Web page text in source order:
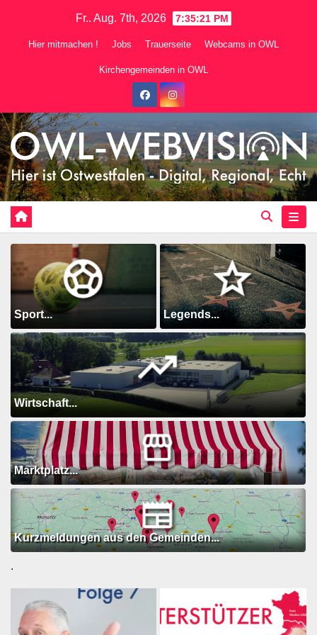
Fr.. Aug. 7th, 2026 7:35:23 PM
Hier mitmachen ! Jobs Trauerseite Webcams in OWL
Kirchengemeinden in OWL
Sport... Legends...
Wirtschaft...
Marktplatz...
Kurzmeldungen aus den Gemeinden...
.